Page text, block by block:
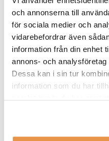
och annonserna till
för sociala medier och
vidarebefordrar även
information från din enhet
annons- och
Dessa kan i sin tur
information som du har
Som konsult hos TNG Tech
jobbar i uppdrag hos någon
tryggheten i att ha oss som
Hos oss får du ett nära
en del av en arbetskultur
professionalism och fokus på
långsiktiga relationer och ser
Vi söker dig som har